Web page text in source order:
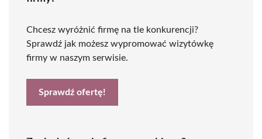
Chcesz wyróżnić firmę na tle konkurencji?
Sprawdź jak możesz wypromować wizytówkę
firmy w naszym serwisie.
Sprawdź ofertę!